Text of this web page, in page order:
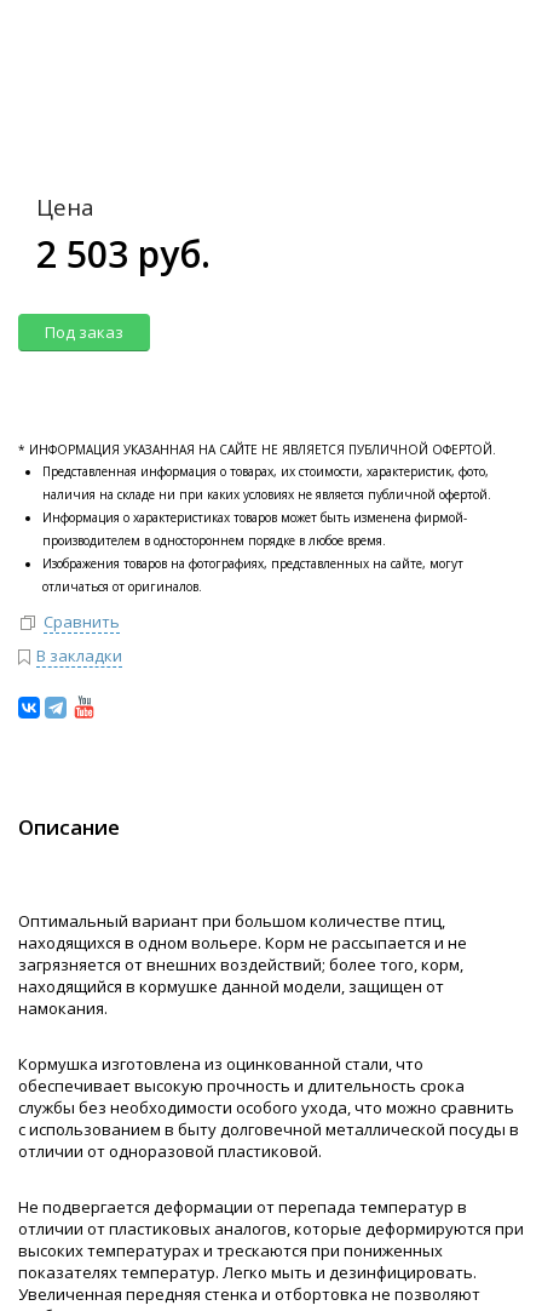
Цена
2 503 руб.
Под заказ
* ИНФОРМАЦИЯ УКАЗАННАЯ НА САЙТЕ НЕ ЯВЛЯЕТСЯ ПУБЛИЧНОЙ ОФЕРТОЙ.
Представленная информация о товарах, их стоимости, характеристик, фото,
наличия на складе ни при каких условиях не является публичной офертой.
Информация о характеристиках товаров может быть изменена фирмой-
производителем в одностороннем порядке в любое время.
Изображения товаров на фотографиях, представленных на сайте, могут
отличаться от оригиналов.
Сравнить
В закладки
Описание
Оптимальный вариант при большом количестве птиц,
находящихся в одном вольере. Корм не рассыпается и не
загрязняется от внешних воздействий; более того, корм,
находящийся в кормушке данной модели, защищен от
намокания.
Кормушка изготовлена из оцинкованной стали, что
обеспечивает высокую прочность и длительность срока
службы без необходимости особого ухода, что можно сравнить
с использованием в быту долговечной металлической посуды в
отличии от одноразовой пластиковой.
Не подвергается деформации от перепада температур в
отличии от пластиковых аналогов, которые деформируются при
высоких температурах и трескаются при пониженных
показателях температур. Легко мыть и дезинфицировать.
Увеличенная передняя стенка и отбортовка не позволяют